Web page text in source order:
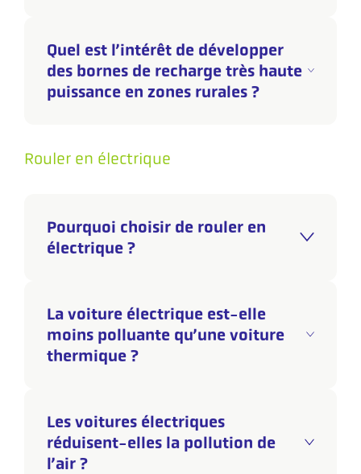
Quel est l’intérêt de développer
des bornes de recharge très haute
puissance en zones rurales ?
Rouler en électrique
Pourquoi choisir de rouler en
électrique ?
La voiture électrique est-elle
moins polluante qu’une voiture
thermique ?
Les voitures électriques
réduisent-elles la pollution de
l’air ?